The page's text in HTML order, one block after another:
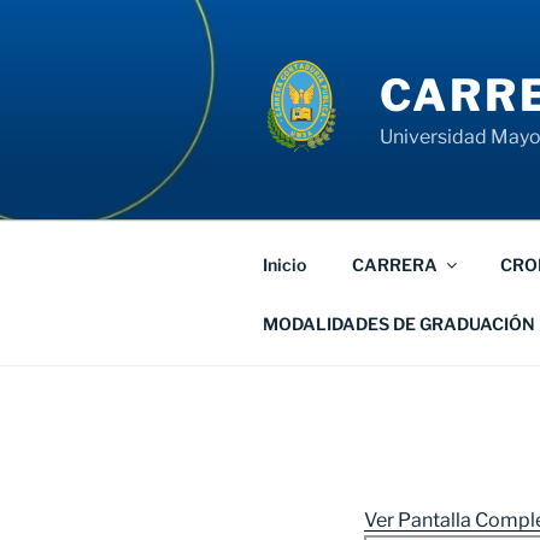
Universidad
Inicio CARRERA
MODALIDADES DE GRADUACIÓN
Ver Pantalla